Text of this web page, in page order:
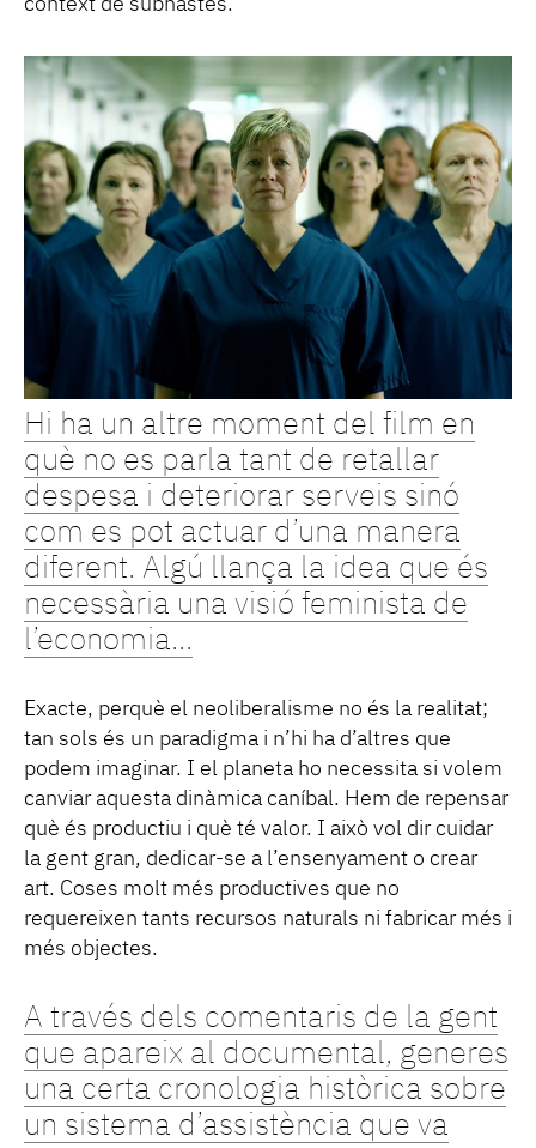
context de subhastes.
Hi ha un altre moment del film en
què no es parla tant de retallar
despesa i deteriorar serveis sinó
com es pot actuar d’una manera
diferent. Algú llança la idea que és
necessària una visió feminista de
l’economia...
Exacte, perquè el neoliberalisme no és la realitat;
tan sols és un paradigma i n’hi ha d’altres que
podem imaginar. I el planeta ho necessita si volem
canviar aquesta dinàmica caníbal. Hem de repensar
què és productiu i què té valor. I això vol dir cuidar
la gent gran, dedicar-se a l’ensenyament o crear
art. Coses molt més productives que no
requereixen tants recursos naturals ni fabricar més i
més objectes.
A través dels comentaris de la gent
que apareix al documental, generes
una certa cronologia històrica sobre
un sistema d’assistència que va